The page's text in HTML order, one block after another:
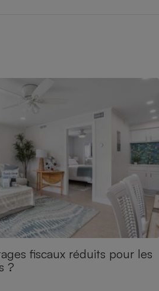
fiscaux réduits pour les
?